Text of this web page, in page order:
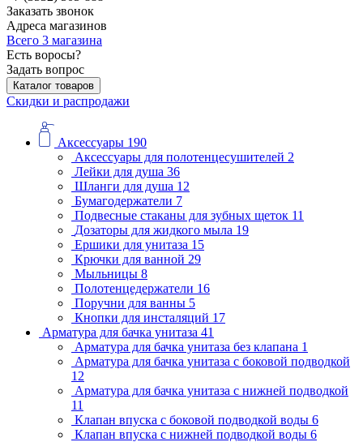
Заказать звонок
Адреса магазинов
Всего 3 магазина
Есть воросы?
Задать вопрос
Каталог товаров
Скидки и распродажи
Аксессуары 190
Аксессуары для полотенцесушителей 2
Лейки для душа 36
Шланги для душа 12
Бумагодержатели 7
Подвесные стаканы для зубных щеток 11
Дозаторы для жидкого мыла 19
Ершики для унитаза 15
Крючки для ванной 29
Мыльницы 8
Полотенцедержатели 16
Поручни для ванны 5
Кнопки для инсталяций 17
Арматура для бачка унитаза 41
Арматура для бачка унитаза без клапана 1
Арматура для бачка унитаза с боковой подводкой
12
Арматура для бачка унитаза с нижней подводкой
11
Клапан впуска с боковой подводкой воды 6
Клапан впуска с нижней подводкой воды 6